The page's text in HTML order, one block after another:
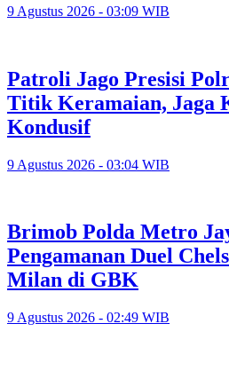
9 Agustus 2026 - 03:09 WIB
Patroli Jago Presisi
Titik Keramaian, Jaga
Kondusif
9 Agustus 2026 - 03:04 WIB
Brimob Polda Metro
Pengamanan Duel
Milan di GBK
9 Agustus 2026 - 02:49 WIB